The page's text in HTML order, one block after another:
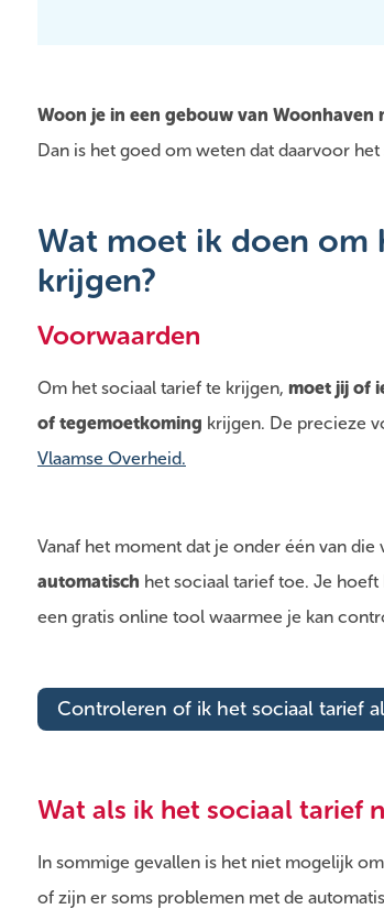
Woon je in een gebouw van
Dan is het goed om weten dat daarvoor
Wat moet ik doen om
krijgen?
Voorwaarden
Om het sociaal tarief te krijgen, moet jij of
of tegemoetkoming krijgen. De precieze
Vlaamse Overheid.
Vanaf het moment dat je onder één van
automatisch het sociaal tarief toe. Je
een gratis online tool waarmee je kan
Controleren of ik het sociaal tarief
Wat als ik het sociaal tarief
In sommige gevallen is het niet mogelijk
of zijn er soms problemen met de